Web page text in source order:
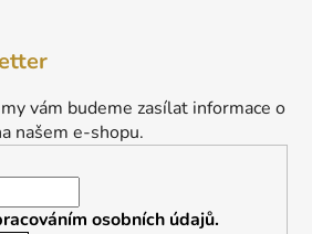
vám budeme zasílat informace o
našem e-shopu.
osobních údajů.